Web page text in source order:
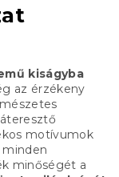
kiságyba
az érzékeny
motívumok
minőségét a